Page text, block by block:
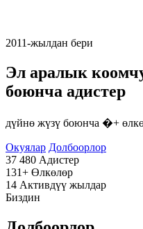
2011-жылдан бери
Эл аралык
боюнча адистер
дүйнө жүзү боюнча �+
Окуялар Долбоорлор
37 480 Адистер
131+ Өлкөлөр
14 Активдүү жылдар
Биздин